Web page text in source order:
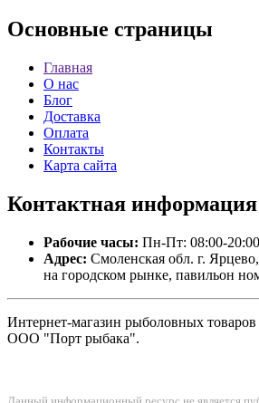
Основные страницы
Главная
О нас
Блог
Доставка
Оплата
Контакты
Карта сайта
Контактная информация
Рабочие часы: Пн-Пт: 08:00-
Адрес: Смоленская обл. г.
на городском рынке, павильон
Интернет-магазин рыболовных
ООО "Порт рыбака".